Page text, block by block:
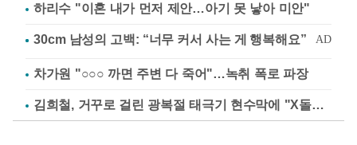
하리수 "이혼 내가 먼저 제안…아기 못 낳아 미안"
차가원 "○○○ 까면 주변 다 죽어"…녹취 폭로 파장
김희철, 거꾸로 걸린 광복절 태극기 현수막에 "X돌았네"